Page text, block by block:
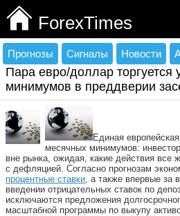
ForexTimes
Прогнозы Сигналы Новости
Пара евро/доллар торгуется
минимумов в преддверии
Единая
месячных минимумов:
вне рынка, ожидая, какие действия
с дефляцией. Согласно прогнозам
процентные ставки , а также впервые
введении отрицательных ставок по
исключаются предложения
масштабной программы по выкупу